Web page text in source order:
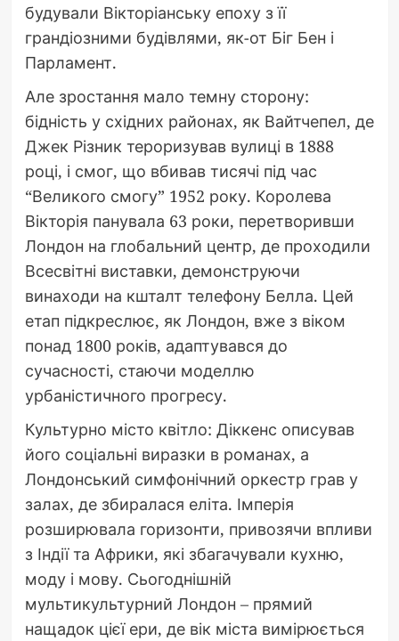
будували Вікторіанську епоху з її
грандіозними будівлями, як-от Біг Бен і
Парламент.
Але зростання мало темну сторону:
бідність у східних районах, як Вайтчепел, де
Джек Різник тероризував вулиці в 1888
році, і смог, що вбивав тисячі під час
“Великого смогу” 1952 року. Королева
Вікторія панувала 63 роки, перетворивши
Лондон на глобальний центр, де проходили
Всесвітні виставки, демонструючи
винаходи на кшталт телефону Белла. Цей
етап підкреслює, як Лондон, вже з віком
понад 1800 років, адаптувався до
сучасності, стаючи моделлю
урбаністичного прогресу.
Культурно місто квітло: Діккенс описував
його соціальні виразки в романах, а
Лондонський симфонічний оркестр грав у
залах, де збиралася еліта. Імперія
розширювала горизонти, привозячи впливи
з Індії та Африки, які збагачували кухню,
моду і мову. Сьогоднішній
мультикультурний Лондон – прямий
нащадок цієї ери, де вік міста вимірюється